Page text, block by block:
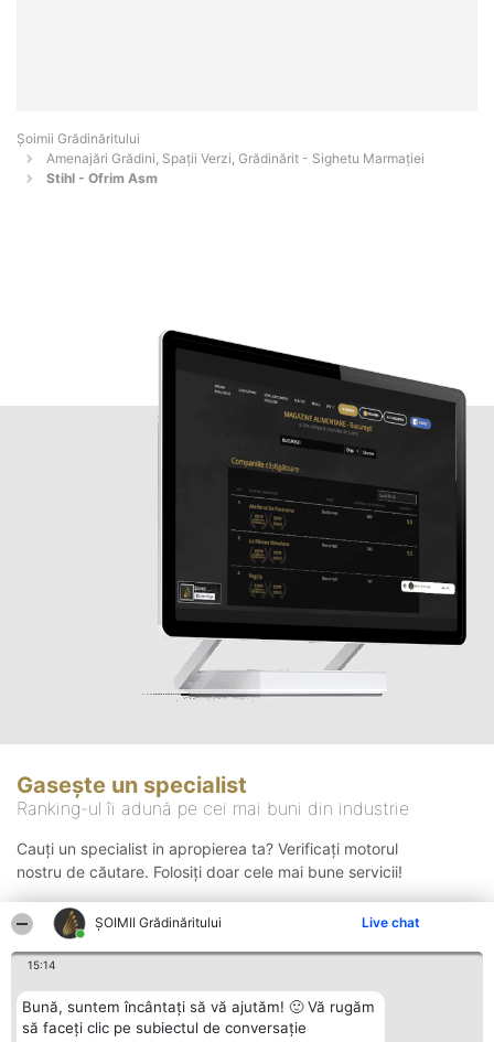
ȘOIMII Grădinăritului Live chat
15:14
Bună, suntem încântați să vă ajutăm! 🙂 Vă rugăm
să faceți clic pe subiectul de conversație
Șoimii Grădinăritului
Amenajări Grădini, Spații Verzi, Grădinărit - Sighetu Marmaţiei
Stihl - Ofrim Asm
Gasește un specialist
Ranking-ul îi adună pe cei mai buni din industrie
Cauți un specialist in apropierea ta? Verificați motorul
nostru de căutare. Folosiți doar cele mai bune servicii!